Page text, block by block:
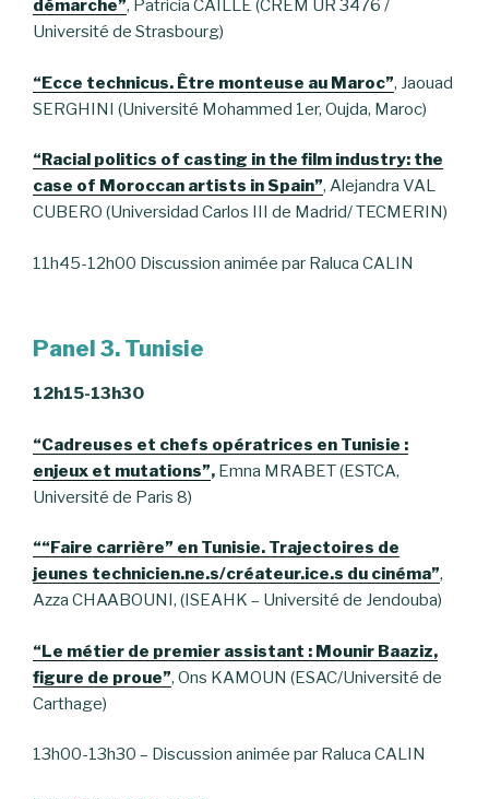
démarche”, Patricia CAILLÉ (CREM UR 3476 /
Université de Strasbourg)
“Ecce technicus. Être monteuse au Maroc”, Jaouad
SERGHINI (Université Mohammed 1er, Oujda, Maroc)
“Racial politics of casting in the film industry: the
case of Moroccan artists in Spain”, Alejandra VAL
CUBERO (Universidad Carlos III de Madrid/ TECMERIN)
11h45-12h00 Discussion animée par Raluca CALIN
Panel 3. Tunisie
12h15-13h30
“Cadreuses et chefs opératrices en Tunisie :
enjeux et mutations”, Emna MRABET (ESTCA,
Université de Paris 8)
““Faire carrière” en Tunisie. Trajectoires de
jeunes technicien.ne.s/créateur.ice.s du cinéma”,
Azza CHAABOUNI, (ISEAHK – Université de Jendouba)
“Le métier de premier assistant : Mounir Baaziz,
figure de proue”, Ons KAMOUN (ESAC/Université de
Carthage)
13h00-13h30 – Discussion animée par Raluca CALIN